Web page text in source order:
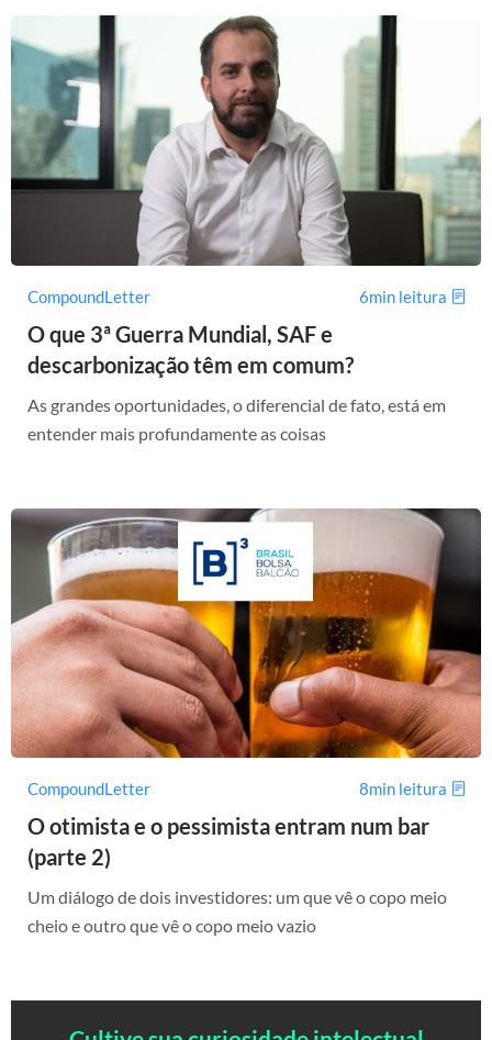
CompoundLetter 6min leitura
O que 3ª Guerra Mundial, SAF e
descarbonização têm em comum?
As grandes oportunidades, o diferencial de fato, está em
entender mais profundamente as coisas
CompoundLetter 8min leitura
O otimista e o pessimista entram num bar
(parte 2)
Um diálogo de dois investidores: um que vê o copo meio
cheio e outro que vê o copo meio vazio